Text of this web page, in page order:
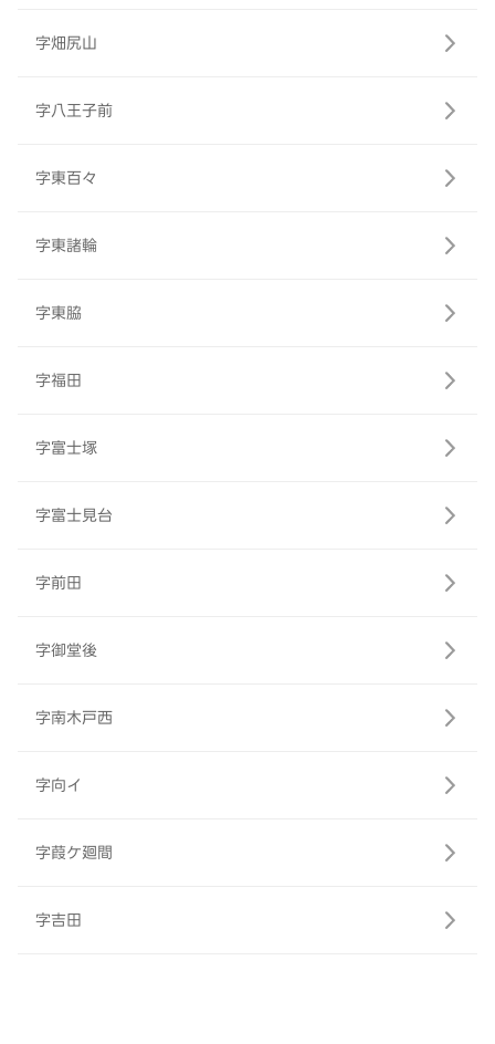
字畑尻山
字八王子前
字東百々
字東諸輪
字東脇
字福田
字富士塚
字富士見台
字前田
字御堂後
字南木戸西
字向イ
字葭ケ廻間
字吉田